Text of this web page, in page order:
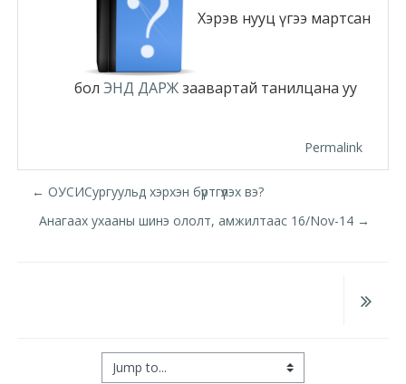
жишээ 2
community
Moodle
Moodle
Хэрэв нууц үгээ мартсан
болЭНД ДАРЖзаавартай танилцана уу
Permalink
← ОУСИСургуульд хэрхэн бүртгүүлэх вэ?
Анагаах ухааны шинэ ололт, амжилтаас 16/Nov-14 →
Jump to...